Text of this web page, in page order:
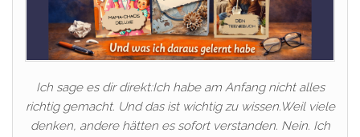
Ich sage es dir direkt:Ich habe am Anfang nicht alles
richtig gemacht. Und das ist wichtig zu wissen.Weil viele
denken, andere hätten es sofort verstanden. Nein. Ich